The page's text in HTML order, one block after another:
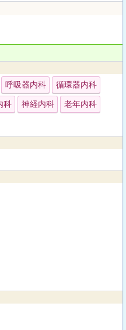
呼吸器内科 循環器内科
科 神経内科 老年内科